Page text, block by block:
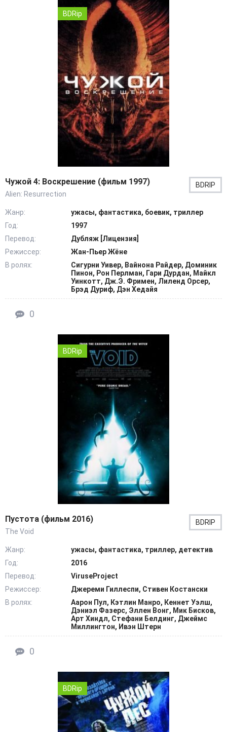
BDRip
Чужой 4: Воскрешение (фильм 1997)
Alien: Resurrection
BDRIP
Жанр:
ужасы, фантастика, боевик, триллер
Год:
1997
Перевод:
Дубляж [Лицензия]
Режиссер:
Жан-Пьер Жёне
В ролях:
Сигурни Уивер, Вайнона Райдер, Доминик
Пинон, Рон Перлман, Гари Дурдан, Майкл
Уинкотт, Дж.Э. Фримен, Лиленд Орсер,
Брэд Дуриф, Дэн Хедайя
0
BDRip
Пустота (фильм 2016)
The Void
BDRIP
Жанр:
ужасы, фантастика, триллер, детектив
Год:
2016
Перевод:
ViruseProject
Режиссер:
Джереми Гиллеспи, Стивен Костански
В ролях:
Аарон Пул, Кэтлин Манро, Кеннет Уэлш,
Дэниэл Фазерс, Эллен Вонг, Мик Бисков,
Арт Хиндл, Стефани Белдинг, Джеймс
Миллингтон, Ивэн Штерн
0
BDRip